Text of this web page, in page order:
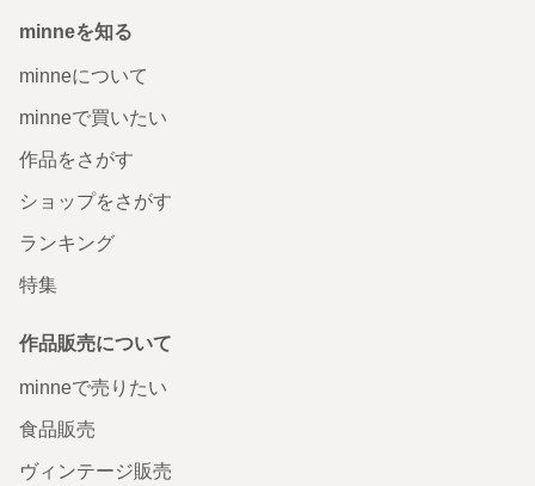
minneを知る
minneについて
minneで買いたい
作品をさがす
ショップをさがす
ランキング
特集
作品販売について
minneで売りたい
食品販売
ヴィンテージ販売